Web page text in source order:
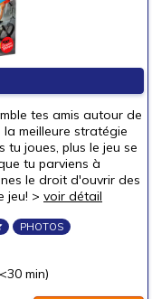
tes amis autour de
meilleure stratégie
tu joues, plus le jeu se
tu parviens à
le droit d'ouvrir des
jeu! > voir détail
PHOTOS
min)